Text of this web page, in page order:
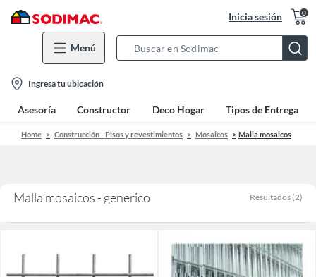
Inicia sesión 0
Menú
Bar
location-
icon
Ingresa tu ubicación
Asesoría Constructor Deco Hogar Tipos de Entrega
Home Construcción - Pisos y revestimientos Mosaicos Malla mosaicos
Malla mosaicos - generico Resultados (2)